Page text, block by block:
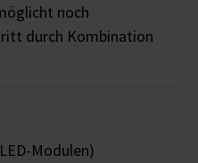
noch
durch Kombination
Modulen)